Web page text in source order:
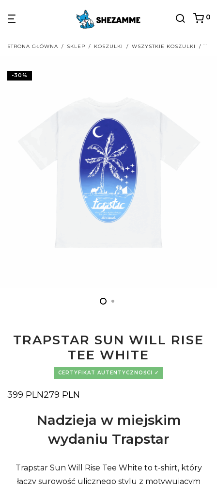
0
STRONA GŁÓWNA / SKLEP / KOSZULKI / WSZYSTKIE KOSZULKI /
-30%
TRAPSTAR SUN WILL RISE
TEE WHITE
CERTYFIKAT AUTENTYCZNOŚCI
399PLN
Pierwotna
399 PLN.
279 PLN
Aktualna
279 PLN.Nadzieja w miejskim
wydaniu Trapstar
Trapstar Sun Will Rise Tee White to t-shirt, który
łączy surowość ulicznego stylu z motywującym